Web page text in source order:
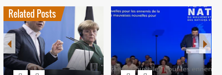
Related Posts